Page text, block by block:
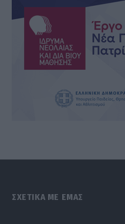
ΣΧΕΤΙΚΑ ΜΕ ΕΜΑΣ